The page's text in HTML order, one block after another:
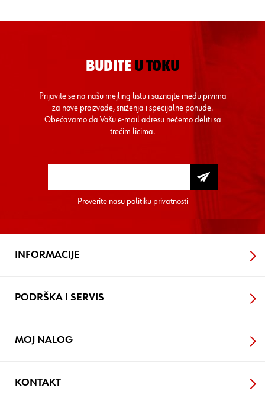
BUDITE U TOKU
Prijavite se na našu mejling listu i saznajte među prvima
za nove proizvode, sniženja i specijalne ponude.
Obećavamo da Vašu e-mail adresu nećemo deliti sa
trećim licima.
Proverite nasu politiku privatnosti
INFORMACIJE
PODRŠKA I SERVIS
MOJ NALOG
KONTAKT